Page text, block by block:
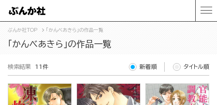
ぶんか社TOP 「かんべあきら」の作品一覧
「かんべあきら」の作品一覧
検索結果 11件 新着順 タイトル順